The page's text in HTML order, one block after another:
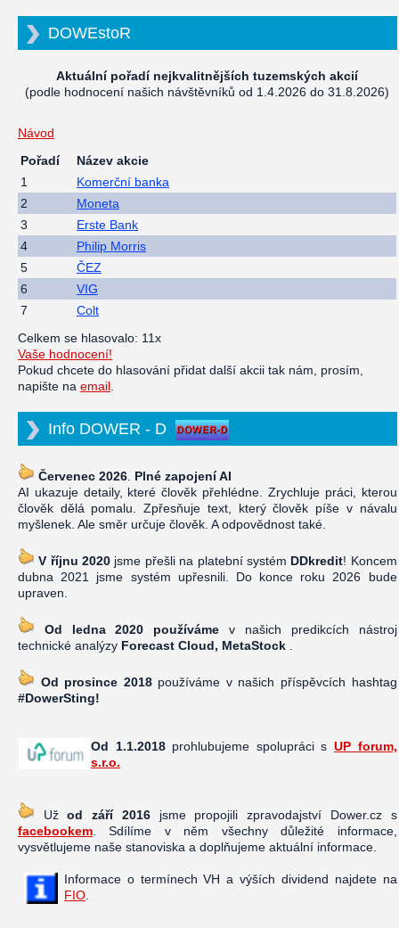
DOWEstoR
Aktuální pořadí nejkvalitnějších tuzemských akcií
(podle hodnocení našich návštěvníků od 1.4.2026 do 31.8.2026)
Návod
Pořadí
Název akcie
1
Komerční banka
2
Moneta
3
Erste Bank
4
Philip Morris
5
ČEZ
6
VIG
7
Colt
Celkem se hlasovalo: 11x
Vaše hodnocení!
Pokud chcete do hlasování přidat další akcii tak nám, prosím,
napište na email
Info DOWER - D
Červenec 2026 Plné zapojení AI
AI ukazuje detaily, které člověk přehlédne. Zrychluje práci, kterou
člověk dělá pomalu. Zpřesňuje text, který člověk píše v návalu
myšlenek. Ale směr určuje člověk. A odpovědnost také.
V říjnu 2020 jsme přešli na platební systém DDkredit! Koncem
dubna 2021 jsme systém upřesnili. Do konce roku 2026 bude
upraven.
Od ledna 2020 používáme v našich predikcích nástroj
technické analýzy Forecast Cloud, MetaStock
Od prosince 2018používáme v našich příspěvcích hashtag
#DowerSting!
Od 1.1.2018prohlubujeme spolupráci sUP forum,
s.r.o.
Užod září 2016jsme propojili zpravodajství Dower.cz s
facebookem . Sdílíme v něm všechny důležité informace,
vysvětlujeme naše stanoviska a doplňujeme aktuální informace.
Informace o termínech VH a výších dividend najdete na
FIO